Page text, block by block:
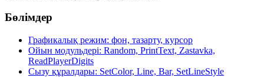
Бөлімдер
Графикалық режим: фон, тазарту, курсор
Ойын модульдері: Random, PrintText, Zastavka,
ReadPlayerDigits
Сызу құралдары: SetColor, Line, Bar, SetLineStyle